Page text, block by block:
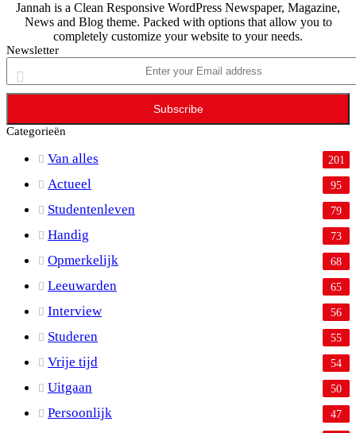
Jannah is a Clean Responsive WordPress Newspaper, Magazine,
News and Blog theme. Packed with options that allow you to
completely customize your website to your needs.
Newsletter
Email
Categorieën
Van alles 201
Actueel 95
Studentenleven 79
Handig 73
Opmerkelijk 68
Leeuwarden 65
Interview 56
Studeren 55
Vrije tijd 54
Uitgaan 50
Persoonlijk 47